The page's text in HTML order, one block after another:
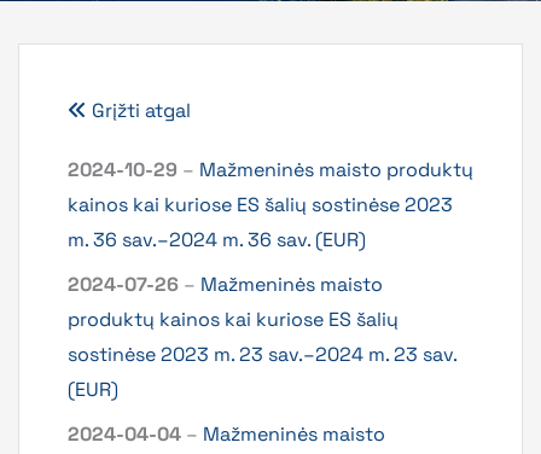
Grįžti atgal
2024-10-29 – Mažmeninės maisto produktų
kainos kai kuriose ES šalių sostinėse 2023
m. 36 sav.–2024 m. 36 sav. (EUR)
2024-07-26 – Mažmeninės maisto
produktų kainos kai kuriose ES šalių
sostinėse 2023 m. 23 sav.–2024 m. 23 sav.
(EUR)
2024-04-04 – Mažmeninės maisto